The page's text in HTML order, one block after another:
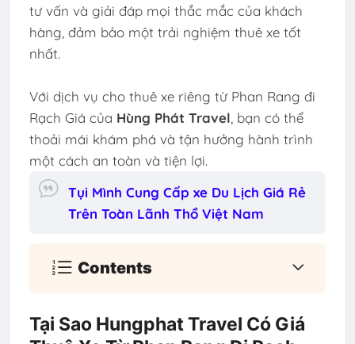
tư vấn và giải đáp mọi thắc mắc của khách
hàng, đảm bảo một trải nghiệm thuê xe tốt
nhất.
Với dịch vụ cho thuê xe riêng từ Phan Rang đi
Rạch Giá của Hùng Phát Travel, bạn có thể
thoải mái khám phá và tận hưởng hành trình
một cách an toàn và tiện lợi.
Tụi Mình Cung Cấp xe Du Lịch Giá Rẻ
Trên Toàn Lãnh Thổ Việt Nam
Contents
Tại Sao Hungphat Travel Có Giá